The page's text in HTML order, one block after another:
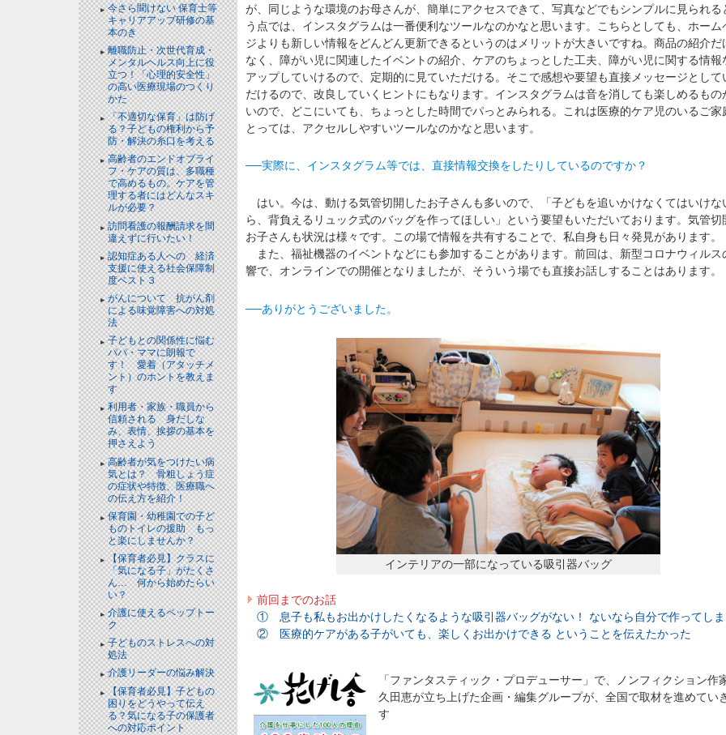
今さら聞けない 保育士等
キャリアアップ研修の基
本のき
離職防止・次世代育成・
メンタルヘルス向上に役
立つ！「心理的安全性」
の高い医療現場のつくり
かた
「不適切な保育」は防げ
る？子どもの権利から予
防・解決の糸口を考える
高齢者のエンドオブライ
フ・ケアの質は、多職種
で高めるもの。ケアを管
理する者にはどんなスキ
ルが必要？
訪問看護の報酬請求を間
違えずに行いたい！
認知症ある人への 経済
支援に使える社会保障制
度ベスト３
がんについて 抗がん剤
による味覚障害への対処
法
子どもとの関係性に悩む
パパ・ママに朗報で
す！ 愛着（アタッチメ
ント）のホントを教えま
す
利用者・家族・職員から
信頼される 身だしな
み、表情、挨拶の基本を
押さえよう
高齢者が気をつけたい病
気とは？ 骨粗しょう症
の症状や特徴、医療職へ
の伝え方を紹介！
保育園・幼稚園での子ど
ものトイレの援助 もっ
と楽にしませんか？
【保育者必見】クラスに
「気になる子」がたくさ
ん… 何から始めたらい
い？
介護に使えるペップトー
ク
子どものストレスへの対
処法
介護リーダーの悩み解決
【保育者必見】子どもの
困りをどうやって伝え
る？気になる子の保護者
への対応ポイント
が、同じような環境のお母さんが、簡単にアクセスできて、写真などでもシンプルに見られる
う点では、インスタグラムは一番便利なツールなのかなと思います。こちらとしても、ホーム
ジよりも新しい情報をどんどん更新できるというのはメリットが大きいですね。商品の紹介だ
なく、障がい児に関連したイベントの紹介、ケアのちょっとした工夫、障がい児に関する情報
アップしていけるので、定期的に見ていただける。そこで感想や要望も直接メッセージとして
だけるので、改良していくヒントにもなります。インスタグラムは音を消しても楽しめるもの
いので、どこにいても、ちょっとした時間でパっとみられる。これは医療的ケア児のいるご家
とっては、アクセルしやすいツールなのかなと思います。
──実際に、インスタグラム等では、直接情報交換をしたりしているのですか？
はい。今は、動ける気管切開したお子さんも多いので、「子どもを追いかけなくてはいけな
ら、背負えるリュック式のバッグを作ってほしい」という要望もいただいております。気管切
お子さんも状況は様々です。この場で情報を共有することで、私自身も日々発見があります。
また、福祉機器のイベントなどにも参加することがあります。前回は、新型コロナウィルス
響で、オンラインでの開催となりましたが、そういう場でも直接お話しすることはあります。
──ありがとうございました。
インテリアの一部になっている吸引器バッグ
前回までのお話
① 息子も私もお出かけしたくなるような吸引器バッグがない！ ないなら自分で作ってし
② 医療的ケアがある子がいても、楽しくお出かけできる ということを伝えたかった
「ファンタスティック・プロデューサー」で、ノンフィクション作
久田恵が立ち上げた企画・編集グループが、全国で取材を進めてい
す